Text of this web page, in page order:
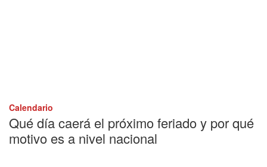
Calendario
Qué día caerá el próximo feriado y por qué
motivo es a nivel nacional